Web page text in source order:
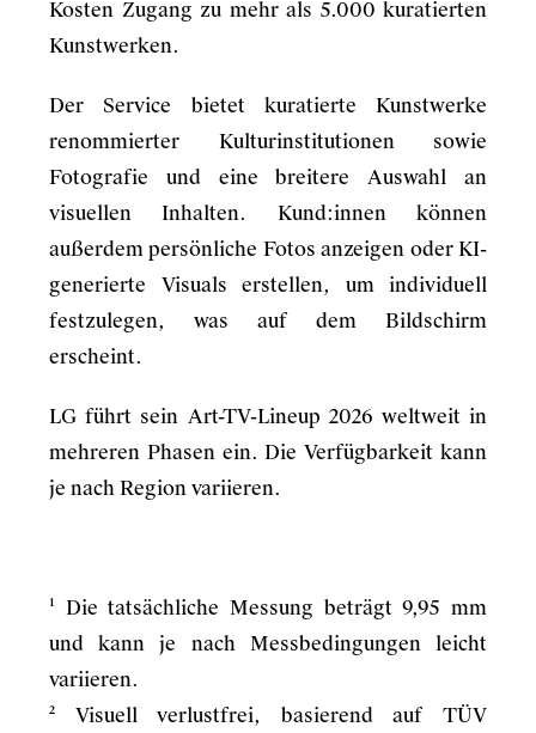
Kosten Zugang zu mehr als 5.000 kuratierten
Kunstwerken.
Der Service bietet kuratierte Kunstwerke
renommierter Kulturinstitutionen sowie
Fotografie und eine breitere Auswahl an
visuellen Inhalten. Kund:innen können
außerdem persönliche Fotos anzeigen oder KI-
generierte Visuals erstellen, um individuell
festzulegen, was auf dem Bildschirm
erscheint.
LG führt sein Art-TV-Lineup 2026 weltweit in
mehreren Phasen ein. Die Verfügbarkeit kann
je nach Region variieren.
¹ Die tatsächliche Messung beträgt 9,95 mm
und kann je nach Messbedingungen leicht
variieren.
² Visuell verlustfrei, basierend auf TÜV